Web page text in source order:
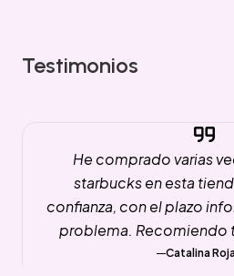
Testimonios
He comprado varias
starbucks en esta
confianza, con el plazo
problema. Recomiendo
Catalina